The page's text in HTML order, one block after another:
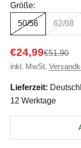
Größe:
50/56 62/68
Angebot
€24,99Regulärer
€51,90
inkl. MwSt.
Lieferzeit:
12 Werktage